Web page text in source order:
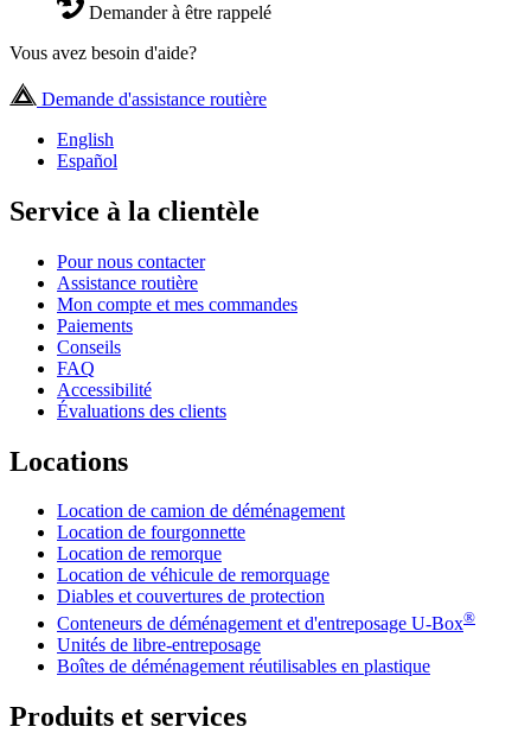
Demander à être rappelé
Vous avez besoin d'aide?
Demande d'assistance routière
English
Español
Service à la clientèle
Pour nous contacter
Assistance routière
Mon compte et mes commandes
Paiements
Conseils
FAQ
Accessibilité
Évaluations des clients
Locations
Location de camion de déménagement
Location de fourgonnette
Location de remorque
Location de véhicule de remorquage
Diables et couvertures de protection
Conteneurs de déménagement et d'entreposage U-Box®
Unités de libre-entreposage
Boîtes de déménagement réutilisables en plastique
Produits et services